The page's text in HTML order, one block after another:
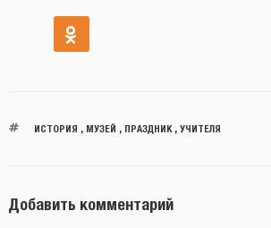
ИСТОРИЯ , МУЗЕЙ , ПРАЗДНИК, УЧИТЕЛЯ
Добавить комментарий